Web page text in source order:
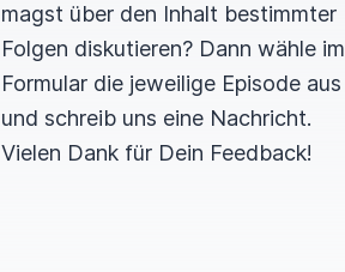
magst über den Inhalt bestimmter
Folgen diskutieren? Dann wähle im
Formular die jeweilige Episode aus
und schreib uns eine Nachricht.
Vielen Dank für Dein Feedback!